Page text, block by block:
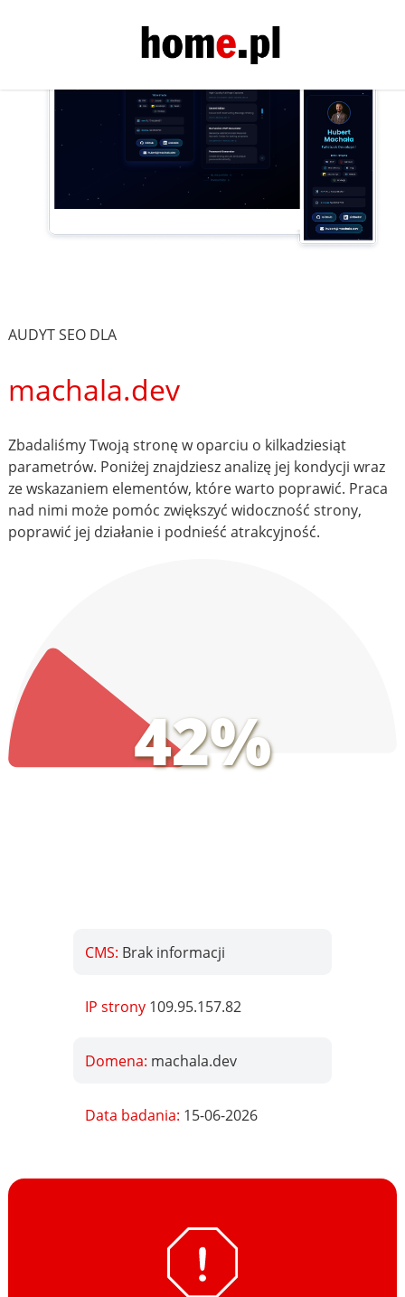
AUDYT SEO DLA
machala.dev
Zbadaliśmy Twoją stronę w oparciu o kilkadziesiąt
parametrów. Poniżej znajdziesz analizę jej kondycji wraz
ze wskazaniem elementów, które warto poprawić. Praca
nad nimi może pomóc zwiększyć widoczność strony,
poprawić jej działanie i podnieść atrakcyjność.
42%
CMS: Brak informacji
IP strony 109.95.157.82
Domena: machala.dev
Data badania: 15-06-2026